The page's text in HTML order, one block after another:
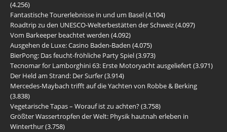
(4.256)
Fantastische Tourerlebnisse in und um Basel(4.104)
Roadtrip zu den UNESCO-Welterbestätten der Schweiz(4.097)
Vom Barkeeper beachtet werden (4.092)
Ausgehen de Luxe: Casino Baden-Baden (4.075)
BierPong: Das feucht-fröhliche Party Spiel(3.973)
Tecnomar for Lamborghini 63: Erste Motoryacht ausgeliefert(3.971)
Der Held am Strand: Der Surfer(3.914)
Mercedes-Maybach trifft auf die Yachten von Robbe & Berking
(3.838)
Vegetarische Tapas – Worauf ist zu achten?(3.758)
Größter Wassertropfen der Welt: Physik hautnah erleben in
Winterthur(3.758)